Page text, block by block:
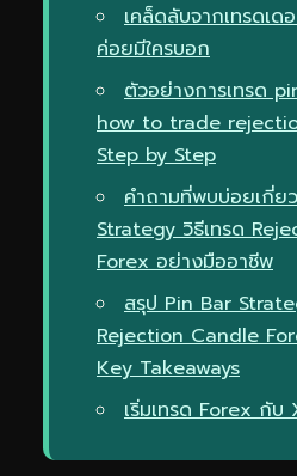
เคล็ดลับจากเทรดเ
ค่อยมีใครบอก
ตัวอย่างการเทรด
how to trade
Step by Step
คำถามที่พบบ่อยเกี่ย
Strategy วิธีเทรด
Forex อย่างมืออาชีพ
สรุป Pin Bar
Rejection Candle
Key Takeaways
เริ่มเทรด Forex กั